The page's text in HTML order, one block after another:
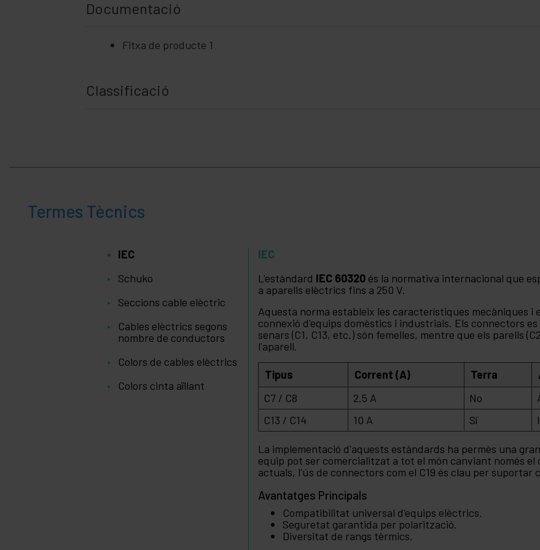
Documentació
Fitxa de producte 1
Classificació
Termes Tècnics
IEC
Schuko
Seccions cable elèctric
Cables elèctrics segons
nombre de conductors
Colors de cables elèctrics
Colors cinta aïllant
IEC
L'estàndard IEC 60320 és la normativa internacional que
a aparells elèctrics fins a 250 V.
Aquesta norma estableix les característiques mecàniques
connexió d'equips domèstics i industrials. Els connectors
senars (C1, C13, etc.) són femelles, mentre que els parells
l'aparell.
Tipus Corrent (A) Terra
C7 / C8
2.5 A No
C13 / C14
10 A Sí
La implementació d'aquests estàndards ha permès una
equip pot ser comercialitzat a tot el món canviant només el
actuals, l'ús de connectors com el C19 és clau per suportar
Avantatges Principals
Compatibilitat universal d'equips elèctrics.
Seguretat garantida per polarització.
Diversitat de rangs tèrmics.